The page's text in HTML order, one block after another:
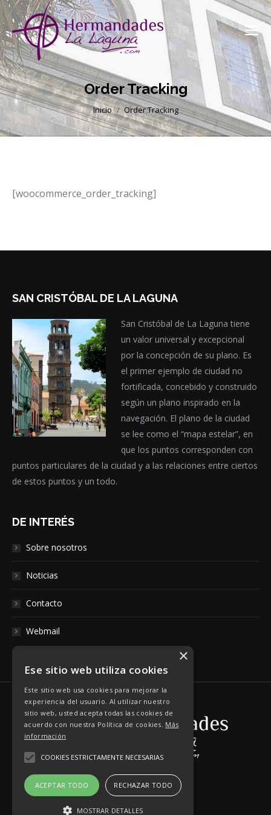
Order Tracking
Estás aquí:
Inicio Order Tracking
[woocommerce_order_tracking]
SAN CRISTÓBAL DE LA LAGUNA
San Cristóbal de La Laguna tiene
un valor universal y excepcional
por la concepción de su plano. Es
el primer ejemplo de ciudad no
fortificada, concebido y construido
según un plano inspirado en la
navegación. El plano de la ciudad
se lee como el “mapa estelar”, en
que los puntos corresponden con
puntos particulares de la ciudad y a las relaciones entre ciertos
de estos puntos y un todo.
DE INTERÉS
Sobre nosotros
Noticias
Contacto
Webmail
×
Ese sitio web utiliza cookies
Este sitio web usa cookies para mejorar la
experiencia del usuario. Al utilizar nuestro
sitio web, usted acepta todas las cookies de
acuerdo con nuestra Política de cookies. Más
información
COOKIES ESTRICTAMENTE NECESARIAS
ACEPTAR TODO RECHAZAR TODO
MOSTRAR DETALLES